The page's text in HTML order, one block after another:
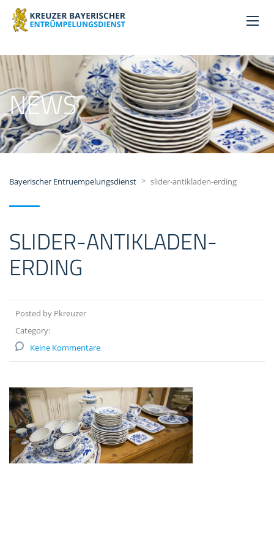
NEWS
Bayerischer Entruempelungsdienst > slider-antikladen-erding
SLIDER-ANTIKLADEN-
ERDING
Posted by Pkreuzer
Category:
Keine Kommentare